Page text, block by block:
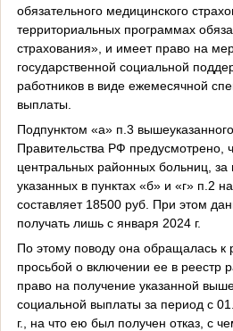
обязательного медицинского
территориальных программах
страхования», и имеет право на
государственной социальной
работников в виде ежемесячной
выплаты.
Подпунктом «а» п.3
Правительства РФ предусмотрено,
центральных районных больниц, за
указанных в пунктах «б» и «г» п.2
составляет 18500 руб. При этом
получать лишь с января 2024 г.
По этому поводу она обращалась к
просьбой о включении ее в реестр
право на получение указанной
социальной выплаты за период с
г., на что ею был получен отказ, с